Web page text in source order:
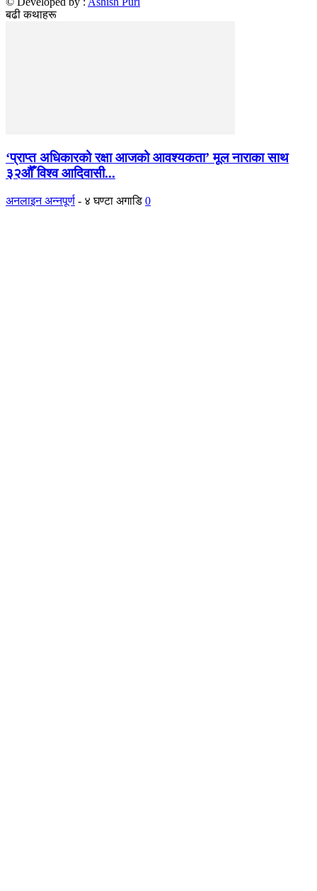
बढी कथाहरू
‘प्राप्त अधिकारको रक्षा आजको आवश्यकता’ मूल नाराका साथ
३२औँ विश्व आदिवासी...
अनलाइन अन्नपूर्ण - ४ घण्टा अगाडि 0